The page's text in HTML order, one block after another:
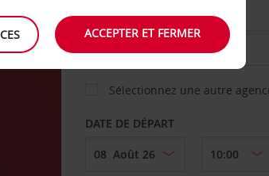
AGENCE DE DÉPART
Sélectionnez une autre
DATE DE DÉPART
ACCEPTER ET FERMER